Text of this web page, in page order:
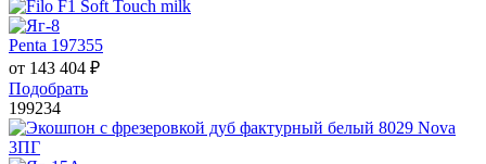
Penta 197355
от 143 404 ₽
Подобрать
199234